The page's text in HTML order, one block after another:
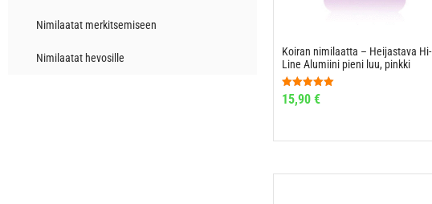
Nimilaatat merkitsemiseen
Nimilaatat hevosille
Koiran nimilaatta – Heijastava Hi-
Line Alumiini pieni luu, pinkki
Arvostelu
tuotteesta:
15,90 €